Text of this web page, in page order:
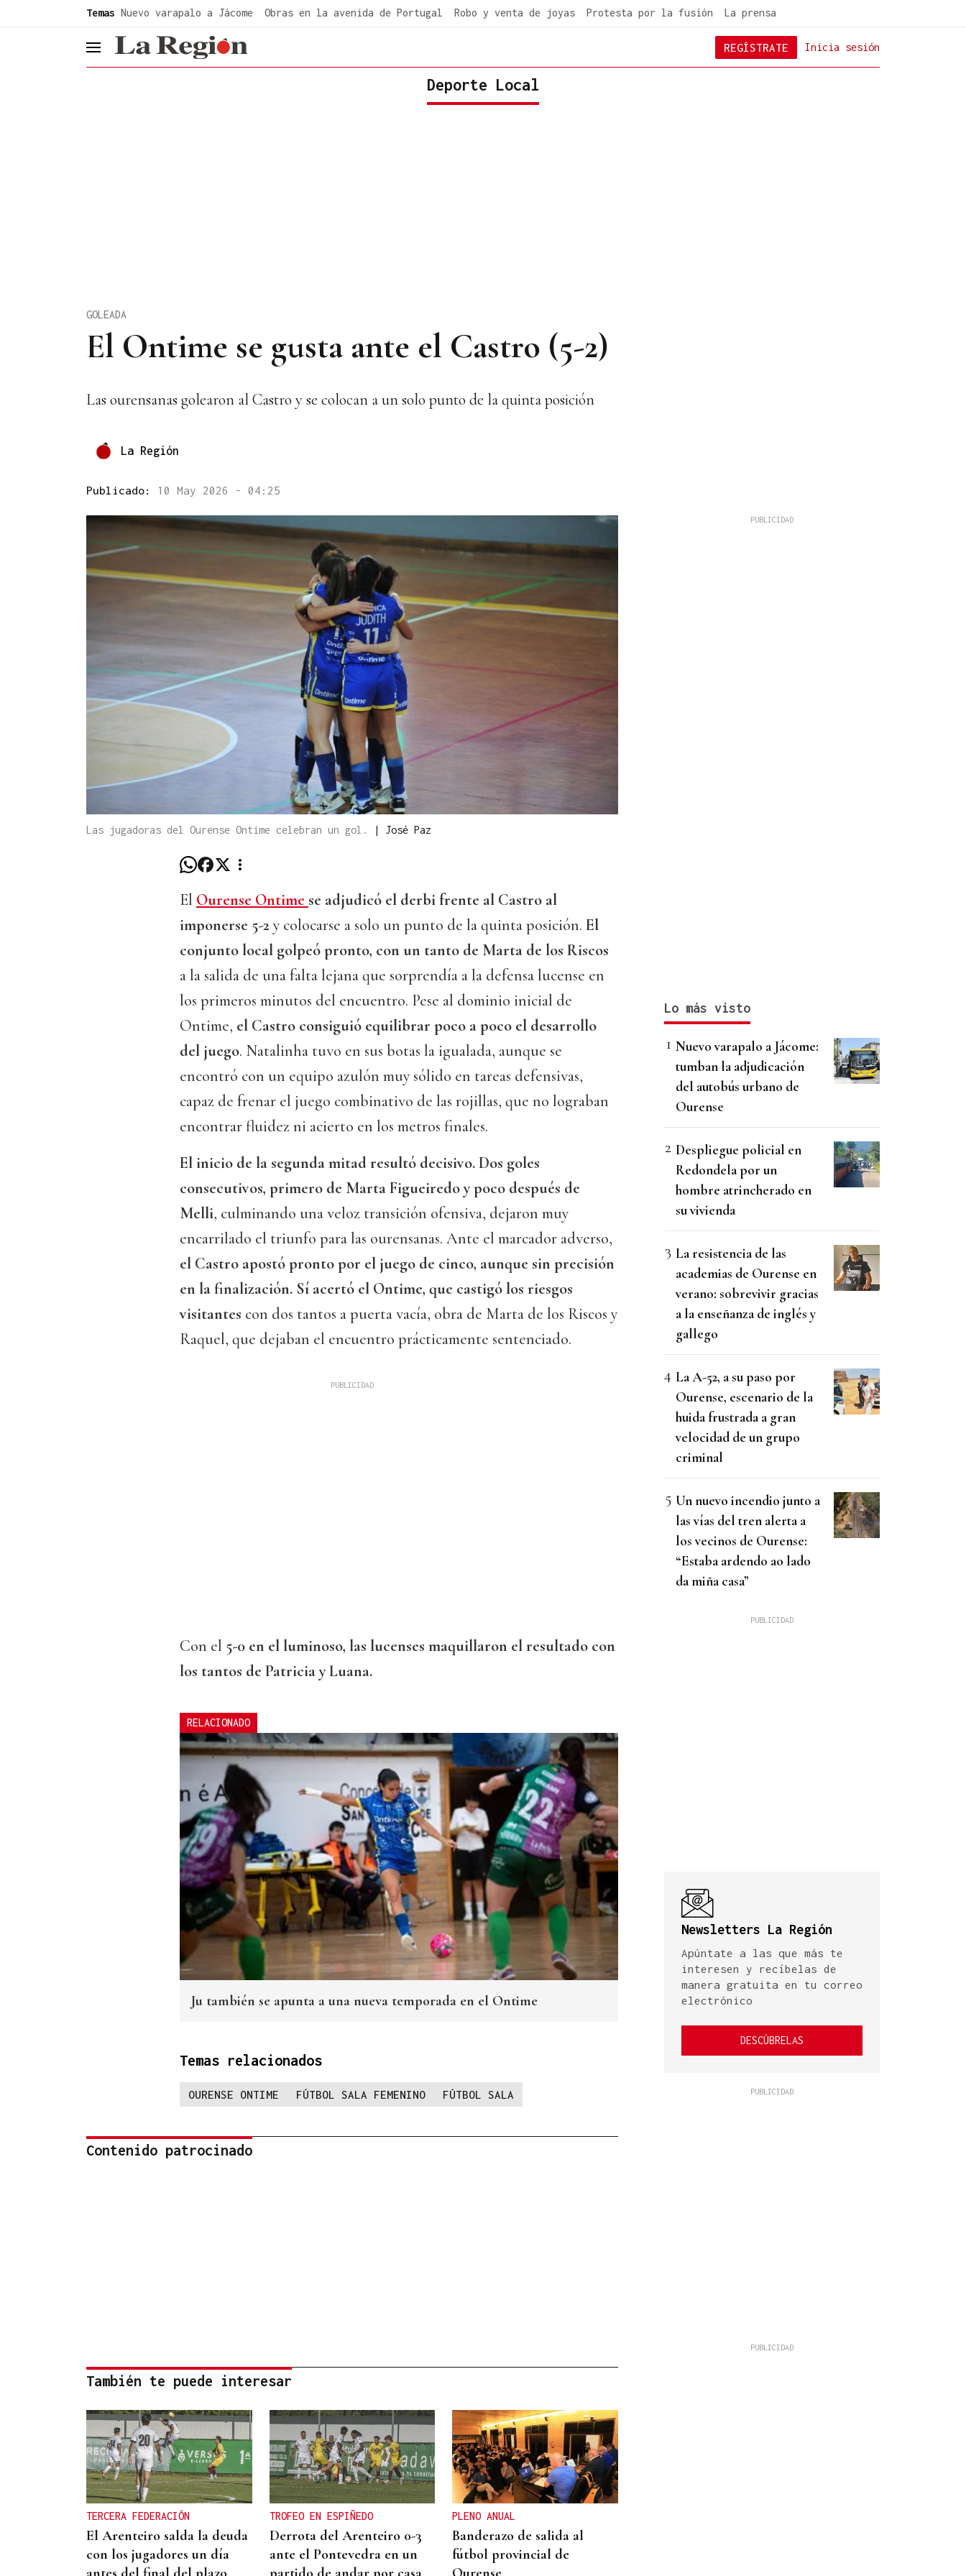
Temas Nuevo varapalo a Jácome Obras en la avenida de Portugal Robo y venta de joyas Protesta por la fusión La prensa
header.menu.open Inicia sesión
REGÍSTRATE
Deporte Local
El Ontime se gusta ante el Castro (5-2)
GOLEADA
Las ourensanas golearon al Castro y se colocan a un solo punto de la quinta posición
La Región
Publicado: 10 May 2026 - 04:25
Las jugadoras del Ourense Ontime celebran un gol. | José Paz
El Ourense Ontime se adjudicó el derbi frente al Castro al
imponerse 5-2 y colocarse a solo un punto de la quinta posición. El
conjunto local golpeó pronto, con un tanto de Marta de los Riscos
a la salida de una falta lejana que sorprendía a la defensa lucense en
los primeros minutos del encuentro. Pese al dominio inicial de
Ontime, el Castro consiguió equilibrar poco a poco el desarrollo
del juego. Natalinha tuvo en sus botas la igualada, aunque se
encontró con un equipo azulón muy sólido en tareas defensivas,
capaz de frenar el juego combinativo de las rojillas, que no lograban
encontrar fluidez ni acierto en los metros finales.
El inicio de la segunda mitad resultó decisivo. Dos goles
consecutivos, primero de Marta Figueiredo y poco después de
Melli, culminando una veloz transición ofensiva, dejaron muy
encarrilado el triunfo para las ourensanas. Ante el marcador adverso,
el Castro apostó pronto por el juego de cinco, aunque sin precisión
en la finalización. Sí acertó el Ontime, que castigó los riesgos
visitantes con dos tantos a puerta vacía, obra de Marta de los Riscos y
Raquel, que dejaban el encuentro prácticamente sentenciado.
Con el 5-0 en el luminoso, las lucenses maquillaron el resultado con
los tantos de Patricia y Luana.
RELACIONADO
Ju también se apunta a una nueva temporada en el Ontime
Temas relacionados
OURENSE ONTIME FÚTBOL SALA FEMENINO FÚTBOL SALA
Contenido patrocinado
También te puede interesar
TERCERA FEDERACIÓN
El Arenteiro salda la deuda
con los jugadores un día
TROFEO EN ESPIÑEDO
Derrota del Arenteiro 0-3
ante el Pontevedra en un
PLENO ANUAL
Banderazo de salida al
fútbol provincial de
Lo más visto
Nuevo varapalo a Jácome:
tumban la adjudicación
del autobús urbano de
Ourense
Despliegue policial en
Redondela por un
hombre atrincherado en
su vivienda
La resistencia de las
academias de Ourense en
verano: sobrevivir gracias
a la enseñanza de inglés y
gallego
La A-52, a su paso por
Ourense, escenario de la
huida frustrada a gran
velocidad de un grupo
criminal
Un nuevo incendio junto a
las vías del tren alerta a
los vecinos de Ourense:
“Estaba ardendo ao lado
da miña casa”
Newsletters La Región
Apúntate a las que más te
interesen y recíbelas de
manera gratuita en tu correo
electrónico
DESCÚBRELAS